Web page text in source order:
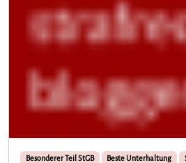
Besonderer Teil StGB Beste Unterhaltung